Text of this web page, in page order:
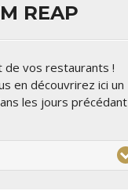
REAP
de vos restaurants !
en découvrirez ici un
les jours précédant